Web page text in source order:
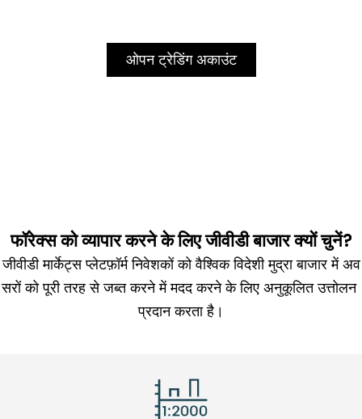
ओपन ट्रेडिंग अकाउंट
फॉरेक्स को व्यापार करने के लिए जीवीडी बाजार क्यों चुनें?
जीवीडी मार्केट्स प्लेटफ़ॉर्म निवेशकों को वैश्विक विदेशी मुद्रा बाजार में अव
सरों को पूरी तरह से जब्त करने में मदद करने के लिए अनुकूलित उत्तोलन
प्रदान करता है।